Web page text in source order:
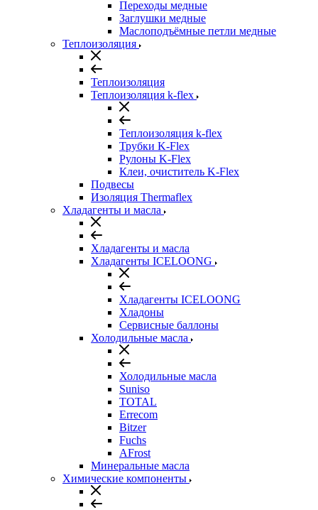
Переходы медные
Заглушки медные
Маслоподъёмные петли медные
Теплоизоляция
Теплоизоляция
Теплоизоляция k-flex
Теплоизоляция k-flex
Трубки K-Flex
Рулоны K-Flex
Клеи, очиститель K-Flex
Подвесы
Изоляция Thermaflex
Хладагенты и масла
Хладагенты и масла
Хладагенты ICELOONG
Хладагенты ICELOONG
Хладоны
Сервисные баллоны
Холодильные масла
Холодильные масла
Suniso
TOTAL
Errecom
Bitzer
Fuchs
AFrost
Минеральные масла
Химические компоненты